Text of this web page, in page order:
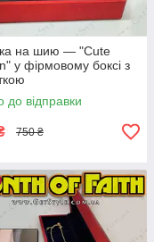
на шию — "Cute
у фірмовому боксі з
до відправки
750 ₴